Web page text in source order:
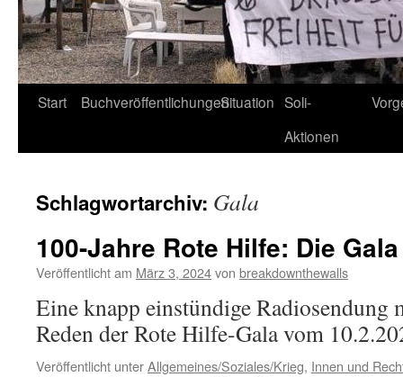
Start BuchveröffentlichungenSituation Soli-
Aktionen
Schlagwortarchiv: Gala
100-Jahre Rote Hilfe: Die Gala
Veröffentlicht am März 3, 2024von breakdownthewalls
Eine knapp einstündige Radiosendung
Reden der Rote Hilfe-Gala vom
Veröffentlicht unterAllgemeines/Soziales/Krieg, Innen und